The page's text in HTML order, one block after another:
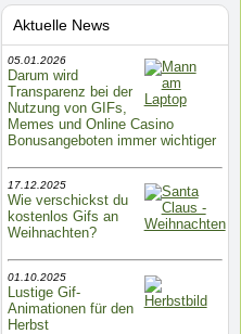
Aktuelle News
05.01.2026
Darum wird
Transparenz bei der
Nutzung von GIFs,
Memes und Online Casino
Bonusangeboten immer wichtiger
17.12.2025
Wie verschickst du
kostenlos Gifs an
Weihnachten?
01.10.2025
Lustige Gif-
Animationen für den
Herbst